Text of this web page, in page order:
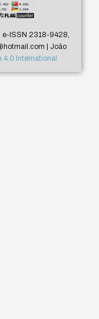
e-ISSN 2318-9428,
| João
International